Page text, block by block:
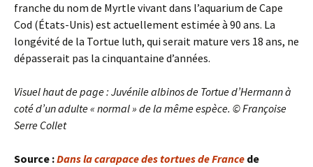
franche du nom de Myrtle vivant dans l’aquarium de Cape
Cod (États-Unis) est actuellement estimée à 90 ans. La
longévité de la Tortue luth, qui serait mature vers 18 ans, ne
dépasserait pas la cinquantaine d’années.
Visuel haut de page : Juvénile albinos de Tortue d’Hermann à
coté d’un adulte « normal » de la même espèce. © Françoise
Serre Collet
Source :Dans la carapace des tortues de France de